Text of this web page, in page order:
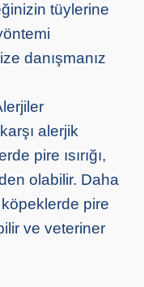
tüylerine
danışmanız
alerjik
pire ısırığı,
olabilir. Daha
pire
ve veteriner